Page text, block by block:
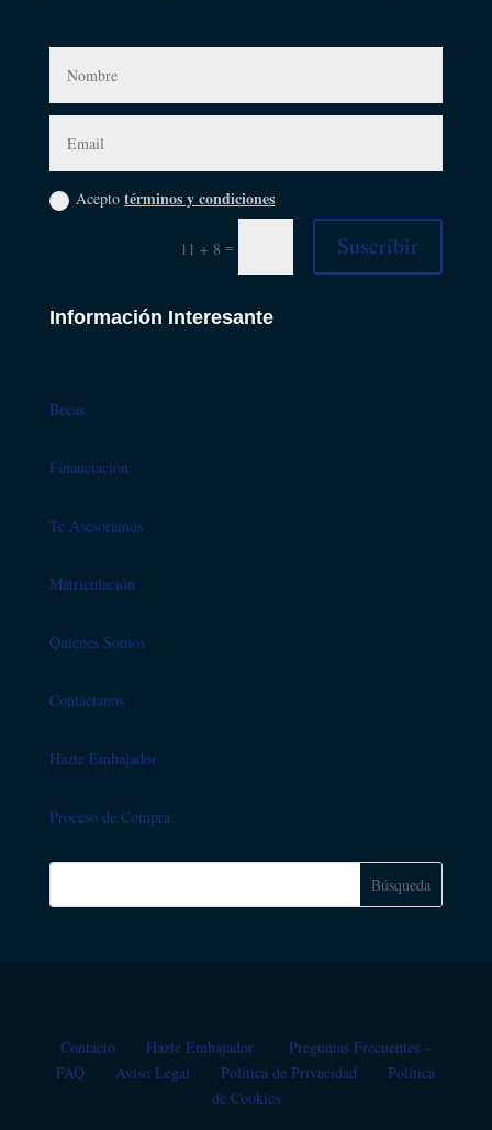
Aceptotérminos y condiciones
11 + 8 = Suscribir
Información Interesante
Becas
Financiación
Te Asesoramos
Matriculación
Quienes Somos
Contáctanos
Hazte Embajador
Proceso de Compra
Contacto Hazte Embajador
Preguntas Frecuentes –
FAQ
Aviso Legal Política de Privacidad
Política
de Cookies